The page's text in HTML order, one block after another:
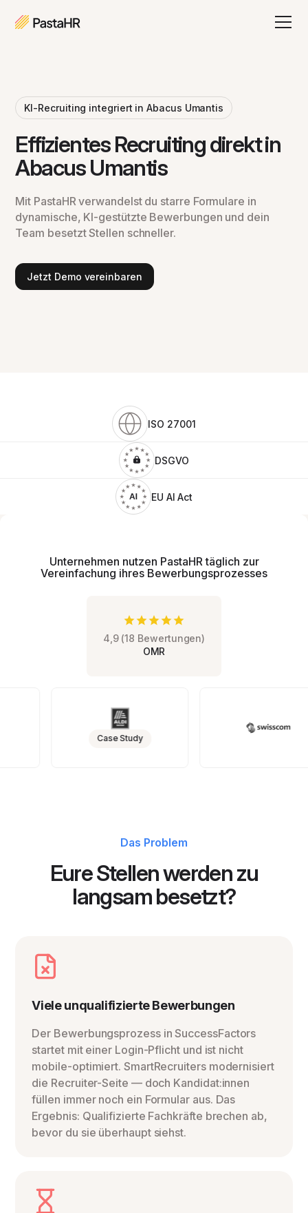
KI-Recruiting integriert in Abacus Umantis
Effizientes Recruiting direkt in
Abacus Umantis
Mit PastaHR verwandelst du starre Formulare in
dynamische, KI-gestützte Bewerbungen und dein
Team besetzt Stellen schneller.
Jetzt Demo vereinbaren
ISO 27001
DSGVO
EU AI Act
Unternehmen nutzen PastaHR täglich zur
Vereinfachung ihres Bewerbungsprozesses
4,9 (18 Bewertungen)
OMR
Das Problem
Eure Stellen werden zu
langsam besetzt?
Viele unqualifizierte Bewerbungen
Der Bewerbungsprozess in SuccessFactors
startet mit einer Login-Pflicht und ist nicht
mobile-optimiert. SmartRecruiters modernisiert
die Recruiter-Seite — doch Kandidat:innen
füllen immer noch ein Formular aus. Das
Ergebnis: Qualifizierte Fachkräfte brechen ab,
bevor du sie überhaupt siehst.